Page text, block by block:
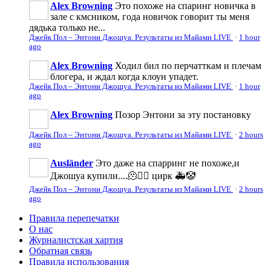
Alex Browning Это похоже на спаринг новичка в
зале с кмсником, года новичок говорит ты меня
дядька только не...
Джейк Пол – Энтони Джошуа. Результаты из Майами LIVE · 1 hour
ago
Alex Browning Ходил бил по перчатткам и плечам
блогера, и ждал когда клоун упадет.
Джейк Пол – Энтони Джошуа. Результаты из Майами LIVE · 1 hour
ago
Alex Browning Позор Энтони за эту постановку
Джейк Пол – Энтони Джошуа. Результаты из Майами LIVE · 2 hours
ago
Ausländer Это даже на спарринг не похоже,и
Джошуа купили....🫠🤦‍♀️ цирк 🚑🤡
Джейк Пол – Энтони Джошуа. Результаты из Майами LIVE · 2 hours
ago
Правила перепечатки
О нас
Журналистская хартия
Обратная связь
Правила использования